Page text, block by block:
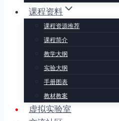
课程资料
课程资源推荐
课程简介
教学大纲
实验大纲
手册图表
教材教案
虚拟实验室